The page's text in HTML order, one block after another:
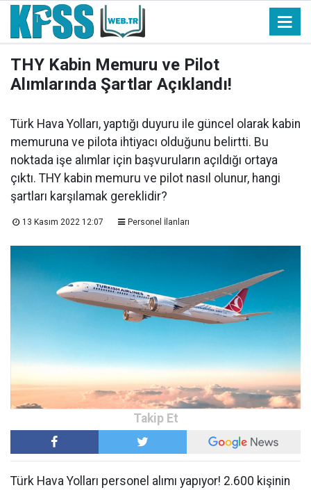
THY Kabin Memuru ve Pilot
Alımlarında Şartlar Açıklandı!
Türk Hava Yolları, yaptığı duyuru ile güncel olarak kabin
memuruna ve pilota ihtiyacı olduğunu belirtti. Bu
noktada işe alımlar için başvuruların açıldığı ortaya
çıktı. THY kabin memuru ve pilot nasıl olunur, hangi
şartları karşılamak gereklidir?
13 Kasım 2022 12:07 Personel İlanları
Türk Hava Yolları personel alımı yapıyor! 2.600 kişinin